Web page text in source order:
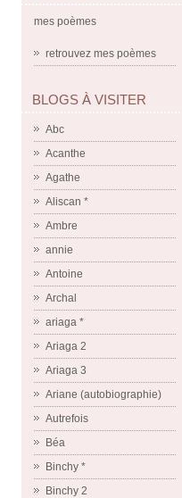
mes poèmes
retrouvez mes poèmes
BLOGS À VISITER
Abc
Acanthe
Agathe
Aliscan *
Ambre
annie
Antoine
Archal
ariaga *
Ariaga 2
Ariaga 3
Ariane (autobiographie)
Autrefois
Béa
Binchy *
Binchy 2